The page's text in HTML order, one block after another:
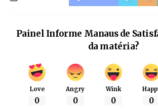
Painel Informe Manaus de
da matéria?
Love
0
Angry
0
Wink
0 0